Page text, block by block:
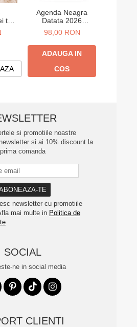
tati!
Agenda Neagra
Datata 2026
Personalizata A5
98,00 RON
ADAUGA IN
COS
si promotiile noastre
si ai 10% discount la
prima comanda
newsletter cu promotiile
mai multe in Politica de
SOCIAL
ne in social media
CLIENTI